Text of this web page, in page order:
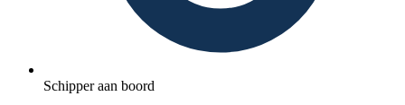
Schipper aan boord